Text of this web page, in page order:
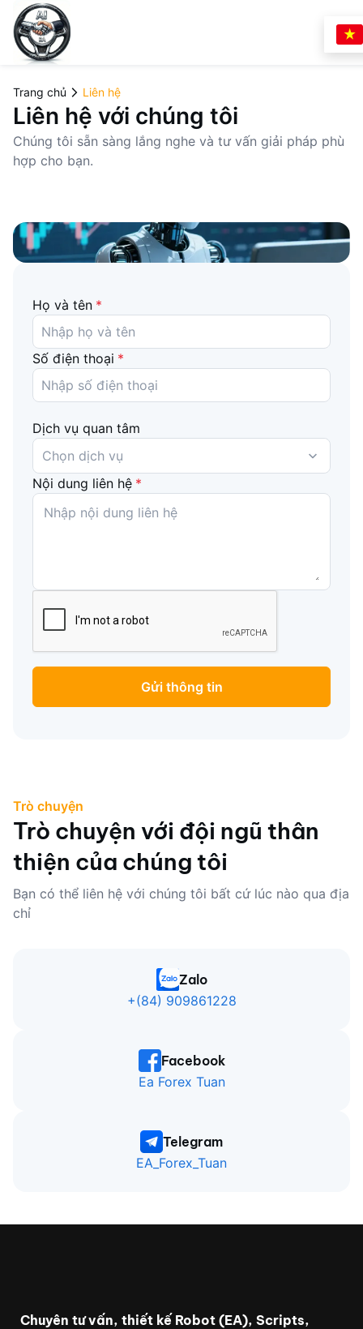
Trang chủ
Sản phẩm
MetaTrader 4
Experts
MetaTrader 5
Experts
Indicators
Scripts
Indicators TradingView
Indicators TV to MT4
Indicators TV to MT5
Liên hệ
Trang chủ Liên hệ
Liên hệ với chúng tôi
Chúng tôi sẵn sàng lắng nghe và tư vấn giải pháp phù
hợp cho bạn.
Họ và tên *
Số điện thoại *
Dịch vụ quan tâm
Nội dung liên hệ *
Gửi thông tin
Trò chuyện
Trò chuyện với đội ngũ thân
thiện của chúng tôi
Bạn có thể liên hệ với chúng tôi bất cứ lúc nào qua địa
chỉ
Zalo
+(84) 909861228
Facebook
Ea Forex Tuan
Telegram
EA_Forex_Tuan
Chuyên tư vấn, thiết kế Robot (EA), Scripts,